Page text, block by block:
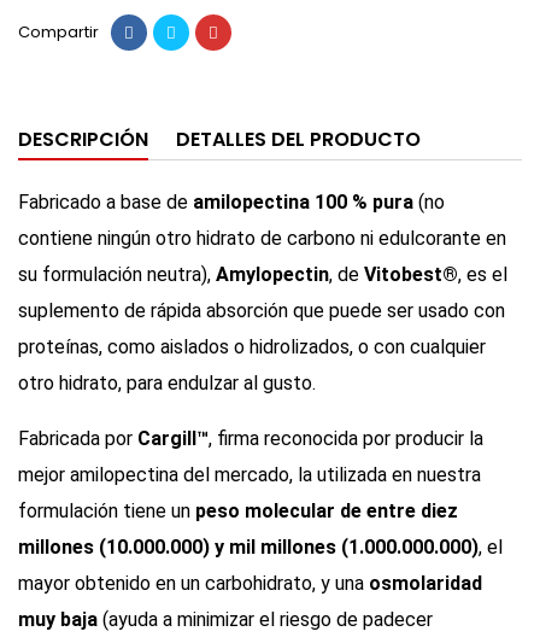
Compartir
DESCRIPCIÓN DETALLES DEL PRODUCTO
Fabricado a base de amilopectina 100 % pura (no
contiene ningún otro hidrato de carbono ni edulcorante en
su formulación neutra), Amylopectin, de Vitobest®, es el
suplemento de rápida absorción que puede ser usado con
proteínas, como aislados o hidrolizados, o con cualquier
otro hidrato, para endulzar al gusto.
Fabricada por Cargill™, firma reconocida por producir la
mejor amilopectina del mercado, la utilizada en nuestra
formulación tiene un peso molecular de entre diez
millones (10.000.000) y mil millones (1.000.000.000), el
mayor obtenido en un carbohidrato, y una osmolaridad
muy baja (ayuda a minimizar el riesgo de padecer